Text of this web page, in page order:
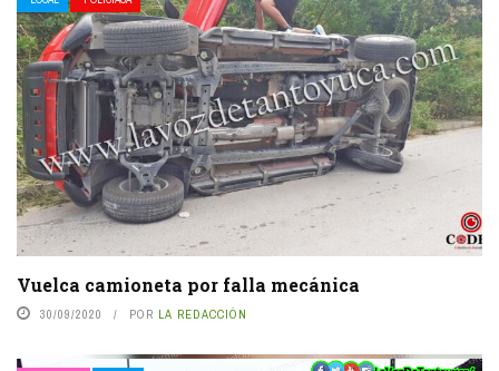
Vuelca camioneta por falla mecánica
30/09/2020 POR LA REDACCIÓN